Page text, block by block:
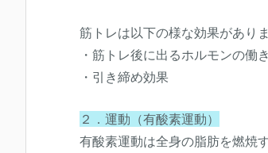
筋トレは以下の様な効果がありま
・筋トレ後に出るホルモンの働
・引き締め効果
２．運動（有酸素運動）
有酸素運動は全身の脂肪を燃焼